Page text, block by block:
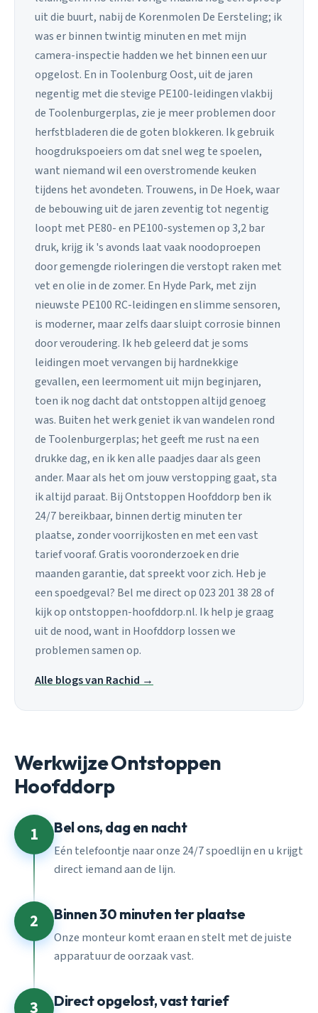
uit die buurt, nabij de Korenmolen De Eersteling; ik
was er binnen twintig minuten en met mijn
camera-inspectie hadden we het binnen een uur
opgelost. En in Toolenburg Oost, uit de jaren
negentig met die stevige PE100-leidingen vlakbij
de Toolenburgerplas, zie je meer problemen door
herfstbladeren die de goten blokkeren. Ik gebruik
hoogdrukspoeiers om dat snel weg te spoelen,
want niemand wil een overstromende keuken
tijdens het avondeten. Trouwens, in De Hoek, waar
de bebouwing uit de jaren zeventig tot negentig
loopt met PE80- en PE100-systemen op 3,2 bar
druk, krijg ik 's avonds laat vaak noodoproepen
door gemengde rioleringen die verstopt raken met
vet en olie in de zomer. En Hyde Park, met zijn
nieuwste PE100 RC-leidingen en slimme sensoren,
is moderner, maar zelfs daar sluipt corrosie binnen
door veroudering. Ik heb geleerd dat je soms
leidingen moet vervangen bij hardnekkige
gevallen, een leermoment uit mijn beginjaren,
toen ik nog dacht dat ontstoppen altijd genoeg
was. Buiten het werk geniet ik van wandelen rond
de Toolenburgerplas; het geeft me rust na een
drukke dag, en ik ken alle paadjes daar als geen
ander. Maar als het om jouw verstopping gaat, sta
ik altijd paraat. Bij Ontstoppen Hoofddorp ben ik
24/7 bereikbaar, binnen dertig minuten ter
plaatse, zonder voorrijkosten en met een vast
tarief vooraf. Gratis vooronderzoek en drie
maanden garantie, dat spreekt voor zich. Heb je
een spoedgeval? Bel me direct op 023 201 38 28 of
kijk op ontstoppen-hoofddorp.nl. Ik help je graag
uit de nood, want in Hoofddorp lossen we
problemen samen op.
Alle blogs van Rachid →
Werkwijze Ontstoppen
Hoofddorp
1 Bel ons, dag en nacht
Eén telefoontje naar onze 24/7 spoedlijn en u krijgt
direct iemand aan de lijn.
2 Binnen 30 minuten ter plaatse
Onze monteur komt eraan en stelt met de juiste
apparatuur de oorzaak vast.
3 Direct opgelost, vast tarief